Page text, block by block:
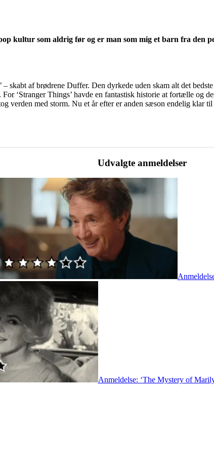
som aldrig før og er man som mig et barn fra den
skabt af brødrene Duffer. Den dyrkede uden skam alt det
‘Stranger Things’ havde en fantastisk historie at fortælle og
verden med storm. Nu et år efter er anden sæson endelig klar
Udvalgte anmeldelser
Anmeldelse: ‘The Mystery of